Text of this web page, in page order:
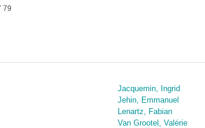
79
Jacquemin, Ingrid
Jehin, Emmanuel
Lenartz, Fabian
Van Grootel, Valérie